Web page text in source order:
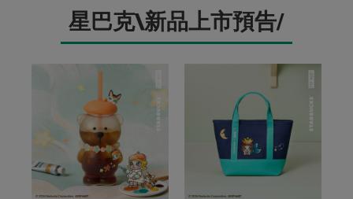
星巴克\新品上市預告/